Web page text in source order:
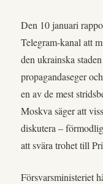
Den 10 januari
Telegram-kanal att
den ukrainska
propagandaseger
en av de mest
Moskva säger att
diskutera –
att svära trohet till
Försvarsministeriet